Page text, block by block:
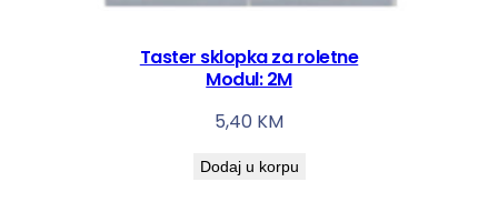
Taster sklopka za roletne
Modul: 2M
5,40 KM
Dodaj u korpu